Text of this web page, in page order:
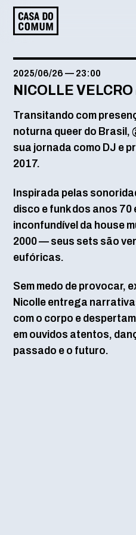
Saltar
para
conteúdo
2025/06/26 — 23:00
NICOLLE VELCRO
Transitando com
noturna queer do Brasil,
sua jornada como DJ e
2017.
Inspirada pelas
disco e funk dos anos
inconfundível da house
2000 — seus sets são
eufóricas.
Sem medo de provocar,
Nicolle entrega
com o corpo e
em ouvidos atentos,
passado e o futuro.